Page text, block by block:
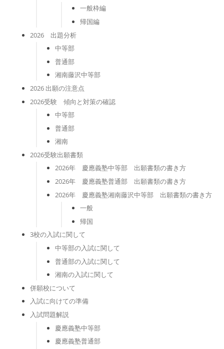
一般枠編
帰国編
2026 出題分析
中等部
普通部
湘南藤沢中等部
2026 出願の注意点
2026受験 傾向と対策の確認
中等部
普通部
湘南
2026受験出願書類
2026年 慶應義塾中等部 出願書類の書き方
2026年 慶應義塾普通部 出願書類の書き方
2026年 慶應義塾湘南藤沢中等部 出願書類の書き方
一般
帰国
3校の入試に関して
中等部の入試に関して
普通部の入試に関して
湘南の入試に関して
併願校について
入試に向けての準備
入試問題解説
慶應義塾中等部
慶應義塾普通部